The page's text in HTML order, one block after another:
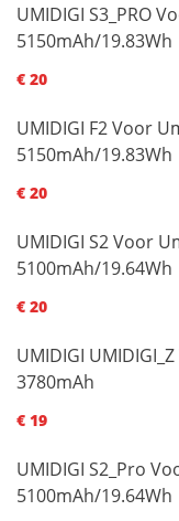
UMIDIGI S3_PRO
5150mAh/19.83Wh
€ 20
UMIDIGI F2 Voor
5150mAh/19.83Wh
€ 20
UMIDIGI S2 Voor
5100mAh/19.64Wh
€ 20
UMIDIGI
3780mAh
€ 19
UMIDIGI S2_Pro
5100mAh/19.64Wh